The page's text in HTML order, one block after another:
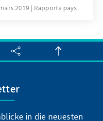
Erhöhung der
der
sind
trifft.
ihre
Das Land
2019 Rapports pays
in die neuesten